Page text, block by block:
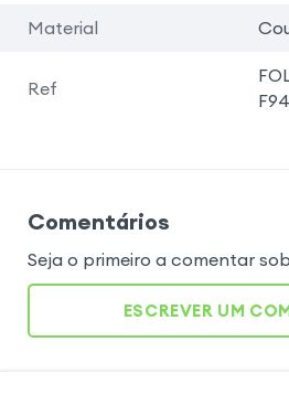
Material
Ref
Comentários
Seja o primeiro a comentar
ESCREVER UM